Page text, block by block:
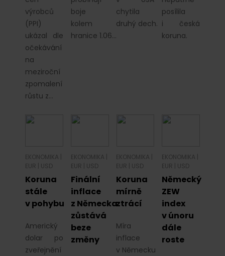
výrobců
(PPI)
ukázal dle
očekávání
na
meziroční
zpomalení
růstu z…
boje
kolem
hranice 1.06…
chytila
druhý dech.
posílila
i česká
koruna.
EKONOMIKA
EUR
USD
Koruna
stále
v pohybu
Americký
dolar po
zveřejnění
EKONOMIKA
EUR
USD
Finální
inflace
z Německa
zůstává
beze
změny
EKONOMIKA
EUR
USD
Koruna
mírně
ztrácí
Míra
inflace
v Německu
EKONOMIKA
EUR
USD
Německý
ZEW
index
v únoru
dále
roste